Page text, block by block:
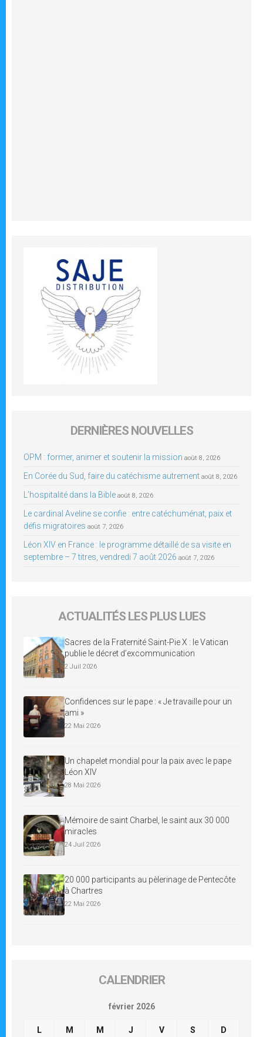
DERNIÈRES NOUVELLES
OPM : former, animer et soutenir la mission août 8, 2026
En Corée du Sud, faire du catéchisme autrement août 8, 2026
L’hospitalité dans la Bible août 8, 2026
Le cardinal Aveline se confie : entre catéchuménat, paix et
défis migratoires août 7, 2026
Léon XIV en France : le programme détaillé de sa visite en
septembre – 7 titres, vendredi 7 août 2026 août 7, 2026
ACTUALITÉS LES PLUS LUES
Sacres de la Fraternité Saint-Pie X : le Vatican
publie le décret d’excommunication
2 Juil 2026
Confidences sur le pape : « Je travaille pour un
ami »
22 Mai 2026
Un chapelet mondial pour la paix avec le pape
Léon XIV
28 Mai 2026
Mémoire de saint Charbel, le saint aux 30 000
miracles
24 Juil 2026
20 000 participants au pèlerinage de Pentecôte
à Chartres
22 Mai 2026
CALENDRIER
février 2026
L M M J V S D